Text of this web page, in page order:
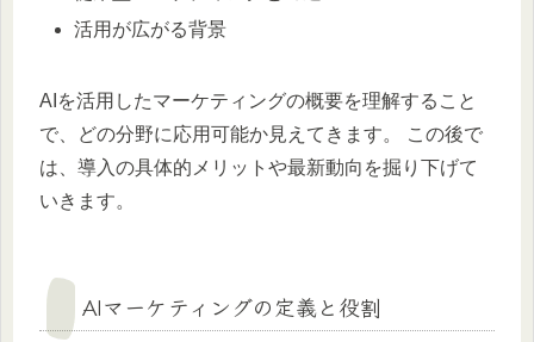
活用が広がる背景
AIを活用したマーケティングの概要を理解すること
で、どの分野に応用可能か見えてきます。 この後で
は、導入の具体的メリットや最新動向を掘り下げて
いきます。
AIマーケティングの定義と役割